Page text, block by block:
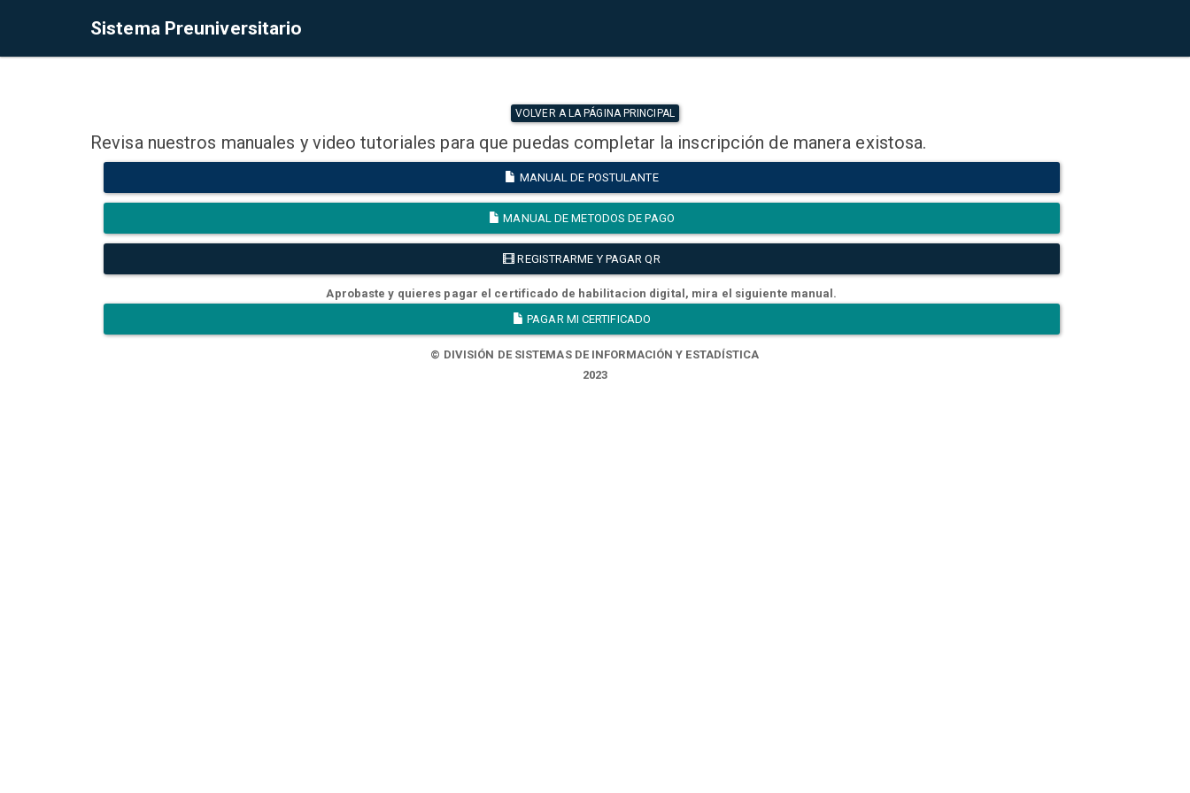
Sistema Preuniversitario
VOLVER A LA PÁGINA PRINCIPAL
Revisa nuestros manuales y video tutoriales para que puedas completar la inscripción de manera existosa.
MANUAL DE POSTULANTE
MANUAL DE METODOS DE PAGO
REGISTRARME Y PAGAR QR
Aprobaste y quieres pagar el certificado de habilitacion digital, mira el siguiente manual.
PAGAR MI CERTIFICADO
© DIVISIÓN DE SISTEMAS DE INFORMACIÓN Y ESTADÍSTICA
2023